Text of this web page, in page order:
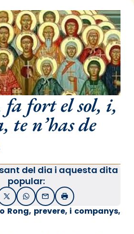
fort el sol, i,
te n’has de
del dia i aquesta dita
popular:
X / TwitterWhatsApp
EmailImprimir
Rong, prevere, i companys,